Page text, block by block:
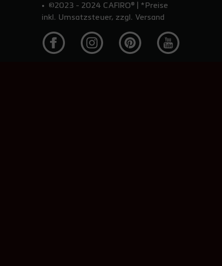
©2023 - 2024 CAFIRO® | *Preise
inkl. Umsatzsteuer, zzgl. Versand